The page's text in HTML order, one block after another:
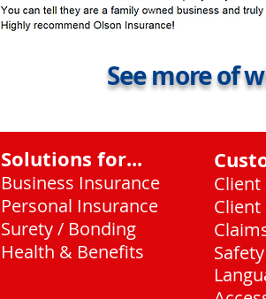
See more of
Solutions for...
Business Insurance
Personal Insurance
Surety / Bonding
Health & Benefits
Client
Client